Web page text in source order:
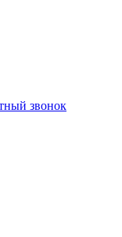
звонок